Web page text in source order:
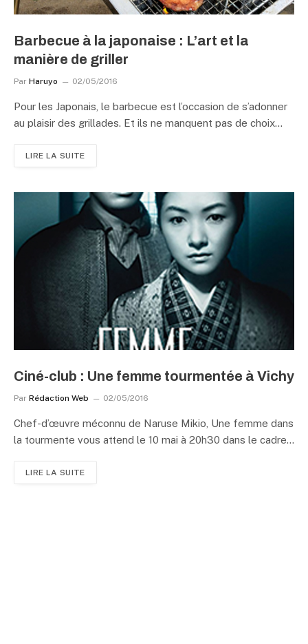
Barbecue à la japonaise : L’art et la
manière de griller
Par Haruyo 02/05/2016
Pour les Japonais, le barbecue est l’occasion de s’adonner
au plaisir des grillades. Et ils ne manquent pas de choix…
LIRE LA SUITE
Ciné-club : Une femme tourmentée à Vichy
Par Rédaction Web 02/05/2016
Chef-d’œuvre méconnu de Naruse Mikio, Une femme dans
la tourmente vous attend le 10 mai à 20h30 dans le cadre…
LIRE LA SUITE